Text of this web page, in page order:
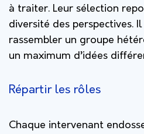
à traiter. Leur sélection
diversité des perspectives.
rassembler un groupe
un maximum d’idées
Répartir les rôles
Chaque intervenant